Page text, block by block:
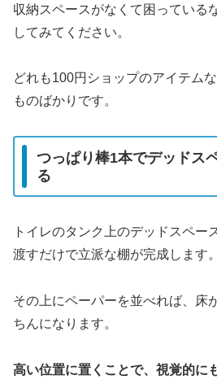
収納スペースがなくて困っている
してみてください。
どれも100円ショップのアイテム
ものばかりです。
つっぱり棒1本でデッドス
る
トイレのタンク上のデッドスペー
渡すだけで立派な棚が完成します。
その上にペーパーを並べれば、床
ちんになります。
高い位置に置くことで、視覚的に